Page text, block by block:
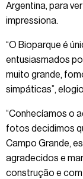
Argentina, para
impressiona.
“O Bioparque é
entusiasmados
muito grande,
simpáticas”,
“Conhecíamos o
fotos decidimos
Campo Grande,
agradecidos e
construção e com